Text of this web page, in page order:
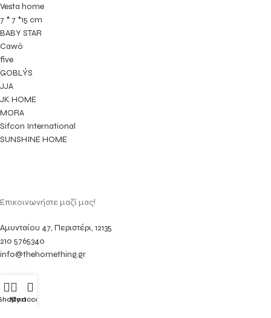
Vesta home
7 * 7 *15 cm
BABY STAR
Cawö
five
GOBLÝS
JJA
JK HOME
MORA
Sifcon International
SUNSHINE HOME
Επικοινωνήστε μαζί μας!
Αμυνταίου 47, Περιστέρι, 12135
210 5765340
info@thehomething.gr
Cart
My account